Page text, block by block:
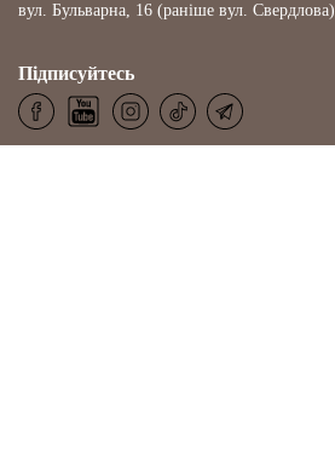
вул. Бульварна, 16 (раніше вул. Свердлова)
Підписуйтесь